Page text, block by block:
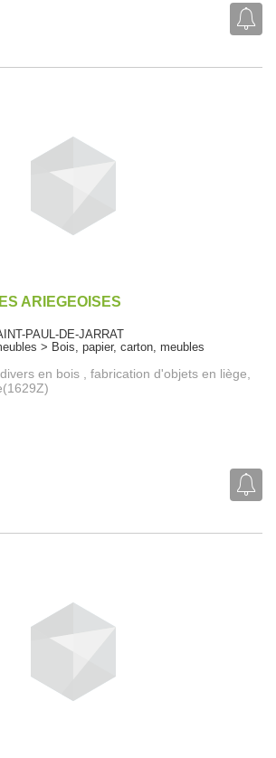
ARIEGEOISES
PAUL-DE-JARRAT
> Bois, papier, carton, meubles
en bois , fabrication d'objets en liège,